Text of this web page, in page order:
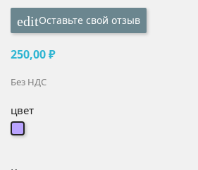
editОставьте свой отзыв
250,00 ₽
Без НДС
цвет
сиреневый